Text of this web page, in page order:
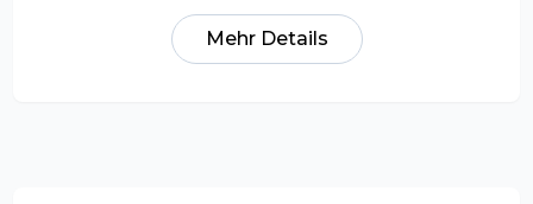
Mehr Details